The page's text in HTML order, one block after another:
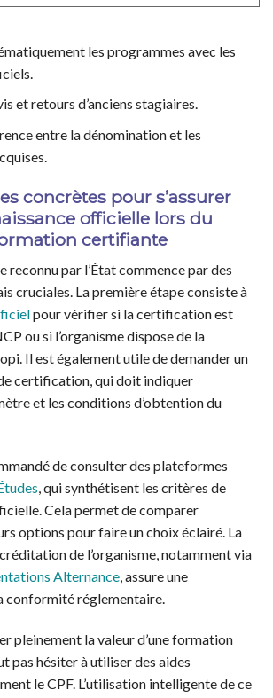
les programmes avec les
et retours d’anciens stagiaires.
entre la dénomination et les
concrètes pour s’assurer
officielle lors du
certifiante
reconnu par l’État commence par des
cruciales. La première étape consiste à
pour vérifier si la certification est
ou si l’organisme dispose de la
Il est également utile de demander un
certification, qui doit indiquer
et les conditions d’obtention du
de consulter des plateformes
, qui synthétisent les critères de
Cela permet de comparer
options pour faire un choix éclairé. La
de l’organisme, notamment via
Alternance, assure une
conformité réglementaire.
pleinement la valeur d’une formation
pas hésiter à utiliser des aides
le CPF. L’utilisation intelligente de ce